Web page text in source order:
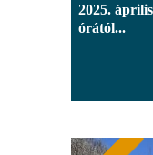
2025.
órától...